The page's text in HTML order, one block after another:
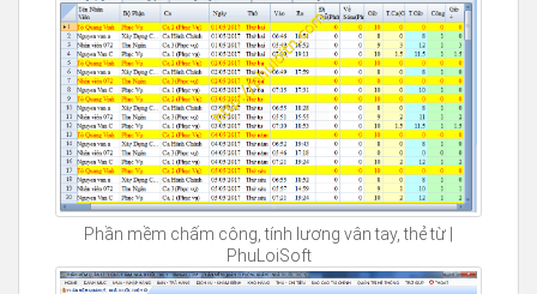
Phần mềm chấm công, tính lương vân tay, thẻ từ |
PhuLoiSoft